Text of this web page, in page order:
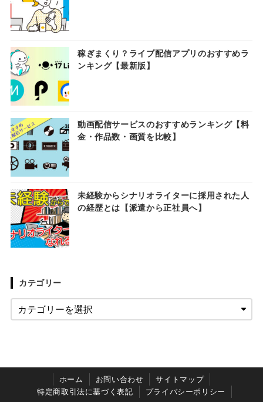
稼ぎまくり？ライブ配信アプリのおすすめラ
ンキング【最新版】
動画配信サービスのおすすめランキング【料
金・作品数・画質を比較】
未経験からシナリオライターに採用された人
の経歴とは【派遣から正社員へ】
カテゴリー
ホーム お問い合わせ
サイトマップ
特定商取引法に基づく表記
プライバシーポリシー